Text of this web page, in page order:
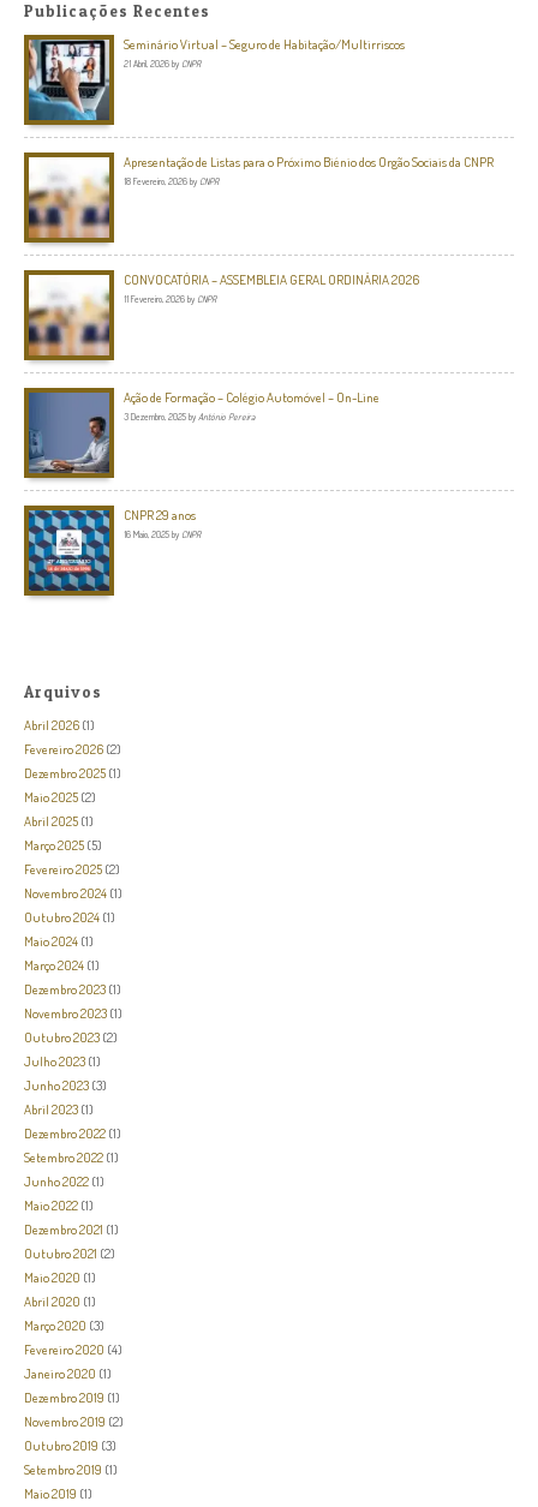
Publicações Recentes
Seminário Virtual – Seguro de Habitação/Multirriscos
21 Abril, 2026 by CNPR
Apresentação de Listas para o Próximo Biénio dos Orgão Sociais da CNPR
18 Fevereiro, 2026 by CNPR
CONVOCATÓRIA – ASSEMBLEIA GERAL ORDINÁRIA 2026
11 Fevereiro, 2026 by CNPR
Ação de Formação – Colégio Automóvel – On-Line
3 Dezembro, 2025 by António Pereira
CNPR 29 anos
16 Maio, 2025 by CNPR
Arquivos
Abril 2026 (1)
Fevereiro 2026 (2)
Dezembro 2025 (1)
Maio 2025 (2)
Abril 2025 (1)
Março 2025 (5)
Fevereiro 2025 (2)
Novembro 2024 (1)
Outubro 2024 (1)
Maio 2024 (1)
Março 2024 (1)
Dezembro 2023 (1)
Novembro 2023 (1)
Outubro 2023 (2)
Julho 2023 (1)
Junho 2023 (3)
Abril 2023 (1)
Dezembro 2022 (1)
Setembro 2022 (1)
Junho 2022 (1)
Maio 2022 (1)
Dezembro 2021 (1)
Outubro 2021 (2)
Maio 2020 (1)
Abril 2020 (1)
Março 2020 (3)
Fevereiro 2020 (4)
Janeiro 2020 (1)
Dezembro 2019 (1)
Novembro 2019 (2)
Outubro 2019 (3)
Setembro 2019 (1)
Maio 2019 (1)